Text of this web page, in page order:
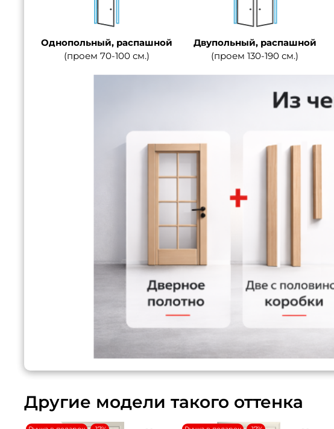
Однопольный, распашной
(проем 70-100 см.)
Двупольный, распашной
(проем 130-190 см.)
Другие модели такого оттенка